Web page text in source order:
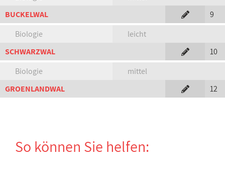
BUCKELWAL
9
Biologie
leicht
SCHWARZWAL
10
Biologie
mittel
GROENLANDWAL
12
So können Sie helfen: